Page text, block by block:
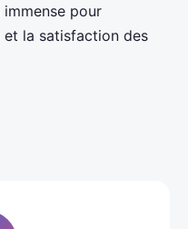
pour
la satisfaction des